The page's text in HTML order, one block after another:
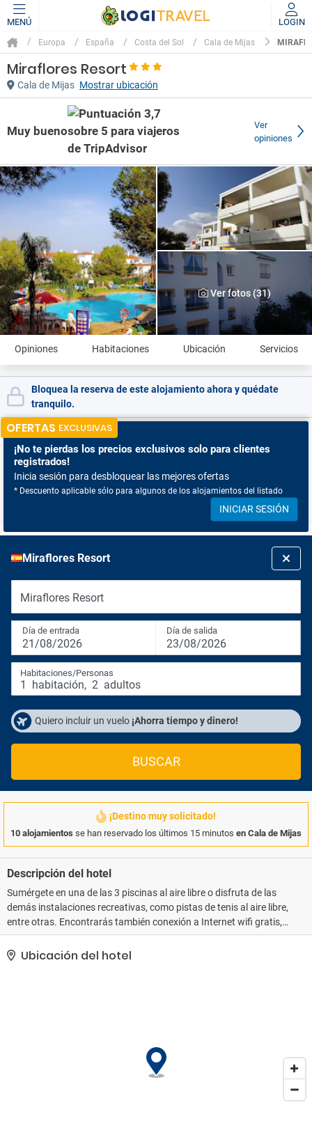
MENÚ LOGIN
Europa España Costa del Sol Cala de Mijas
Miraflores Resort
Cala de Mijas Mostrar ubicación
Muy bueno
Ver
opiniones
Ver fotos (31)
Opiniones Habitaciones Ubicación Servicios
Bloquea la reserva de este alojamiento ahora y quédate
tranquilo.
OFERTAS EXCLUSIVAS
¡No te pierdas los precios exclusivos solo para clientes
registrados!
Inicia sesión para desbloquear las mejores ofertas
* Descuento aplicable sólo para algunos de los alojamientos del listado
INICIAR SESIÓN
Miraflores Resort
Miraflores Resort
Día de entrada
21/08/2026
Día de salida
23/08/2026
Habitaciones/Personas
1 habitación, 2 adultos
Quiero incluir un vuelo ¡Ahorra tiempo y dinero!
BUSCAR
¡Destino muy solicitado!
10 alojamientos se han reservado los últimos 15 minutos en Cala de Mijas
Descripción del hotel
Sumérgete en una de las 3 piscinas al aire libre o disfruta de las
demás instalaciones recreativas, como pistas de tenis al aire libre,
entre otras. Encontrarás también conexión a Internet wifi gratis,
servicios de conserjería y servicio de cuidado infantil (de pago)..
Tendrás una sala de ordenadores, tintorería y atención multilingüe
Ubicación del hotel